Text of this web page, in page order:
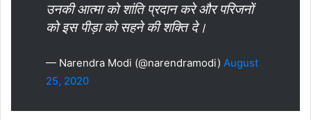
उनकी आत्मा को शांति प्रदान करे और परिजनों
को इस पीड़ा को सहने की शक्ति दे।
— Narendra Modi (@narendramodi) August
25, 2020